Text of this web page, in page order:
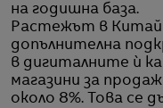
на годишна база.
Растежът в Китай
допълнителна
в дигиталните ѝ
магазини за
около 8%. Това се